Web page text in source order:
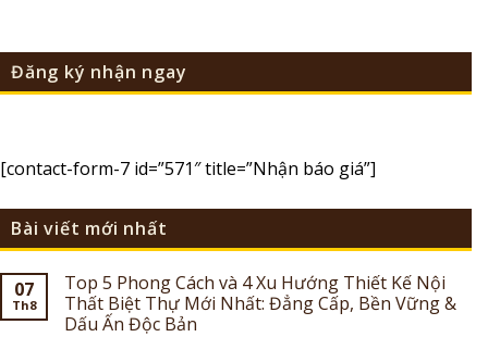
Đăng ký nhận ngay
[contact-form-7 id=”571″ title=”Nhận báo giá”]
Bài viết mới nhất
07
Th8
Top 5 Phong Cách và 4 Xu Hướng Thiết Kế Nội
Thất Biệt Thự Mới Nhất: Đẳng Cấp, Bền Vững &
Dấu Ấn Độc Bản